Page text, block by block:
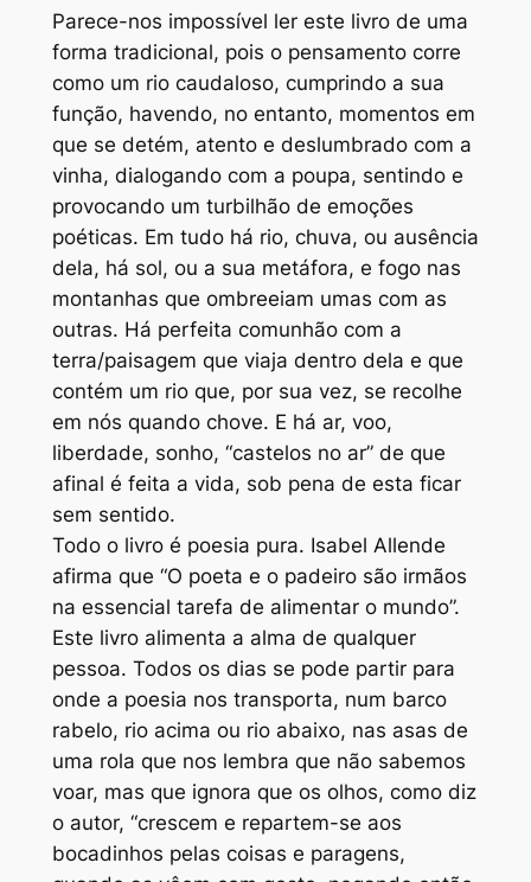
:
€
1
5
.
0
0
.
5
0
.
o
q
u
e
p
e
r
d
e
u
a
s
m
a
r
g
e
n
s
Parece-nos impossível ler este livro de uma
forma tradicional, pois o pensamento corre
como um rio caudaloso, cumprindo a sua
função, havendo, no entanto, momentos em
que se detém, atento e deslumbrado com a
vinha, dialogando com a poupa, sentindo e
provocando um turbilhão de emoções
poéticas. Em tudo há rio, chuva, ou ausência
dela, há sol, ou a sua metáfora, e fogo nas
montanhas que ombreeiam umas com as
outras. Há perfeita comunhão com a
terra/paisagem que viaja dentro dela e que
contém um rio que, por sua vez, se recolhe
em nós quando chove. E há ar, voo,
liberdade, sonho, “castelos no ar” de que
afinal é feita a vida, sob pena de esta ficar
sem sentido.
Todo o livro é poesia pura. Isabel Allende
afirma que “O poeta e o padeiro são irmãos
na essencial tarefa de alimentar o mundo”.
Este livro alimenta a alma de qualquer
pessoa. Todos os dias se pode partir para
onde a poesia nos transporta, num barco
rabelo, rio acima ou rio abaixo, nas asas de
uma rola que nos lembra que não sabemos
voar, mas que ignora que os olhos, como diz
o autor, “crescem e repartem-se aos
bocadinhos pelas coisas e paragens,